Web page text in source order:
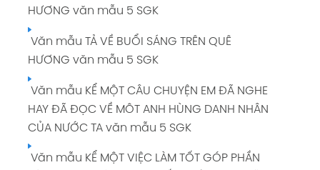
HƯƠNG văn mẫu 5 SGK
Văn mẫu TẢ VỀ BUỔI SÁNG TRÊN QUÊ
HƯƠNG văn mẫu 5 SGK
Văn mẫu KỂ MỘT CÂU CHUYỆN EM ĐÃ NGHE
HAY ĐÃ ĐỌC VỀ MÔT ANH HÙNG DANH NHÂN
CỦA NƯỚC TA văn mẫu 5 SGK
Văn mẫu KỂ MỘT VIỆC LÀM TỐT GÓP PHẦN